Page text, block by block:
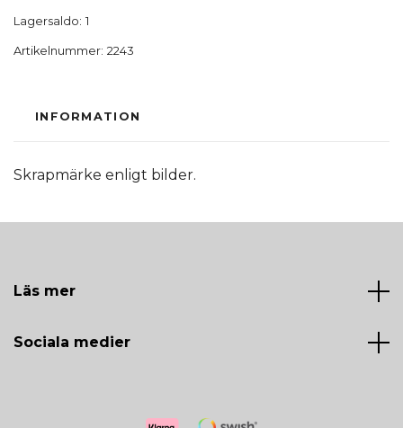
Lagersaldo: 1
Artikelnummer: 2243
INFORMATION
Skrapmärke enligt bilder.
Läs mer
Sociala medier